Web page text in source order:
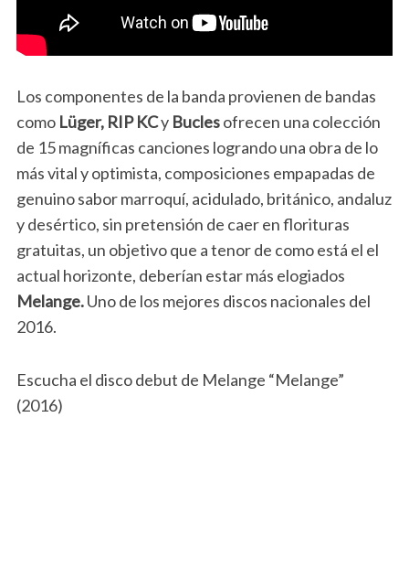
Los componentes de la banda provienen de bandas
como Lüger, RIP KCyBuclesofrecen una colección
de 15 magníficas canciones logrando una obra de lo
más vital y optimista, composiciones empapadas de
genuino sabor marroquí, acidulado, británico, andaluz
y desértico, sin pretensión de caer en florituras
gratuitas, un objetivo que a tenor de como está el el
actual horizonte, deberían estar más elogiados
Melange.Uno de los mejores discos nacionales del
2016.
Escucha el disco debut de Melange “Melange”
(2016)